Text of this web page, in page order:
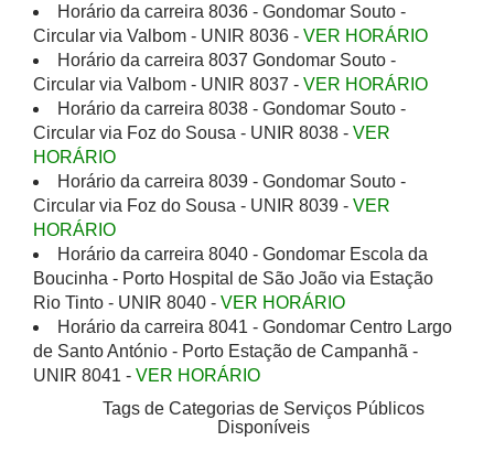
Horário da carreira 8036 - Gondomar Souto -
Circular via Valbom - UNIR 8036 - VER HORÁRIO
Horário da carreira 8037 Gondomar Souto -
Circular via Valbom - UNIR 8037 - VER HORÁRIO
Horário da carreira 8038 - Gondomar Souto -
Circular via Foz do Sousa - UNIR 8038 - VER
HORÁRIO
Horário da carreira 8039 - Gondomar Souto -
Circular via Foz do Sousa - UNIR 8039 - VER
HORÁRIO
Horário da carreira 8040 - Gondomar Escola da
Boucinha - Porto Hospital de São João via Estação
Rio Tinto - UNIR 8040 - VER HORÁRIO
Horário da carreira 8041 - Gondomar Centro Largo
de Santo António - Porto Estação de Campanhã -
UNIR 8041 - VER HORÁRIO
Tags de Categorias de Serviços Públicos
Disponíveis